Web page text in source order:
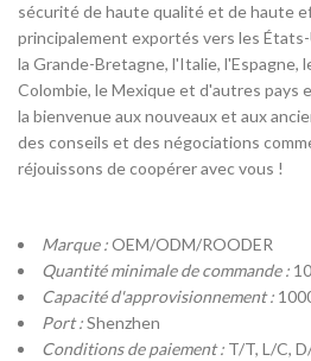
sécurité de haute qualité et de haute
principalement exportés vers les États-
la Grande-Bretagne, l'Italie, l'Espagne,
Colombie, le Mexique et d'autres pays
la bienvenue aux nouveaux et aux
des conseils et des négociations
réjouissons de coopérer avec vous !
Marque :OEM/ODM/ROODER
Quantité minimale de commande :
Capacité d'approvisionnement :
Port :Shenzhen
Conditions de paiement : T/T, L/C,